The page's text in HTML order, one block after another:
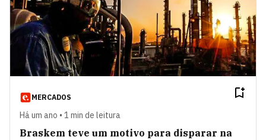
MERCADOS
Há um ano • 1 min de leitura
Braskem teve um motivo para disparar na